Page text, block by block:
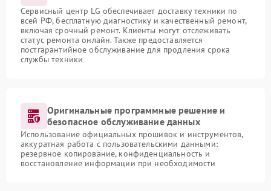
Сервисный центр LG обеспечивает доставку техники по
всей РФ, бесплатную диагностику и качественный ремонт,
включая срочный ремонт. Клиенты могут отслеживать
статус ремонта онлайн. Также предоставляется
постгарантийное обслуживание для продления срока
службы техники
Оригинальные программные решение и
безопасное обслуживание данных
Использование официальных прошивок и инструментов,
аккуратная работа с пользовательскими данными:
резервное копирование, конфиденциальность и
восстановление информации при необходимости